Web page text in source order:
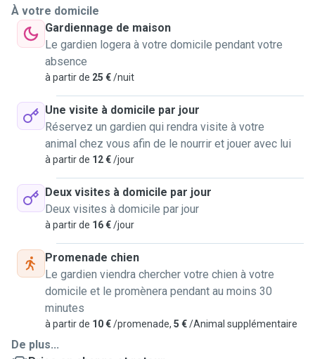
flexible, donc l'animal ne sera jamais un long moment seul.
Je respecte scrupuleusement les règles de la plateforme :
les animaux ne sont jamais laissés seuls plus de 3 heures
en pension, et pas plus d'une heure en garderie de jour.
Nombre d'animaux accueillis :Le nombre d'animaux reçus à
la maison est restreint et adapté au cas par cas selon les
demandes des propriétaires, pour garantir une attention
optimale et une sécurité totale.
Suivi & Médicaments : Je peux administrer des
médicaments par voie orale ou cutanée si votre animal a un
traitement simple en cours. Je ne propose pas de
dressage ou de toilettage professionnel, mais je suis vos
consignes d'éducation à la lettre.
Fréquence et durée des promenades :Le rythme des
sorties est régulier : je sors le matin, à midi, à 17h pour une
grande balade (idéale pour se dépenser au parc de
Haguenau), et une dernière fois avant d'aller dormir. Chaque
sortie s'adapte aux besoins de l'animal.
Mon domicile & Environnement : Je vis en appartement
pas d'animaux de compagnie personnels. Les accès sont
À votre domicile
Gardiennage de maison
Le gardien logera à votre domicile pendant votre
absence
à partir de 25 €/nuit
Une visite à domicile par jour
Réservez un gardien qui rendra visite à votre
animal chez vous afin de le nourrir et jouer avec lui
à partir de 12 €/jour
Deux visites à domicile par jour
Deux visites à domicile par jour
à partir de 16 €/jour
Promenade chien
Le gardien viendra chercher votre chien à votre
domicile et le promènera pendant au moins 30
minutes
à partir de 10 €/promenade, 5 €/Animal supplémentaire
De plus...